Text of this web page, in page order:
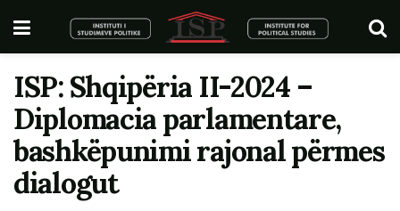
ISP: Shqipëria II-2024 –
Diplomacia parlamentare,
bashkëpunimi rajonal përmes
dialogut